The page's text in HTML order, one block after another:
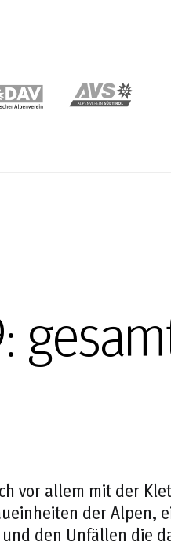
vor allem mit der
der Alpen,
den Unfällen die